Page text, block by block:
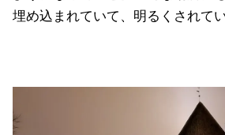
埋め込まれていて、明るくされてい